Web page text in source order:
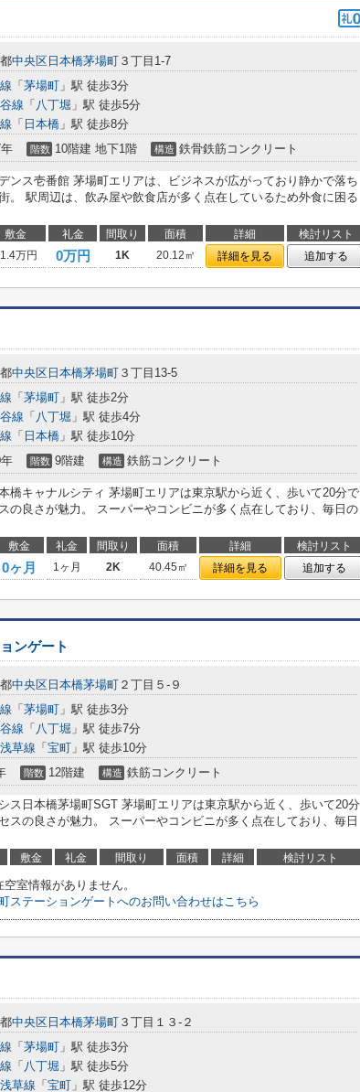
中央区 日本橋茅場町 ３丁目1-7
「 茅場町 」駅 徒歩3分
線 「 八丁堀 」駅 徒歩5分
「 日本橋 」駅 徒歩8分
階数 10階建 地下1階 構造 鉄骨鉄筋コンクリート
ンス壱番館 茅場町エリアは、ビジネスが広がっており静かで落ち
。 駅周辺は、飲み屋や飲食店が多く点在しているため外食に困る
敷金 礼金 間取り 面積 詳細
検討リスト
万円 0万円 1K 20.12㎡ 詳細を見る 追加する
中央区 日本橋茅場町 ３丁目13-5
「 茅場町 」駅 徒歩2分
線 「 八丁堀 」駅 徒歩4分
「 日本橋 」駅 徒歩10分
階数 9階建 構造 鉄筋コンクリート
橋キャナルシティ 茅場町エリアは東京駅から近く、歩いて20分で
の良さが魅力。 スーパーやコンビニが多く点在しており、毎日の
敷金 礼金 間取り 面積 詳細
検討リスト
0ヶ月 1ヶ月 2K 40.45㎡ 詳細を見る 追加する
ンゲート
中央区 日本橋茅場町 ２丁目５-９
「 茅場町 」駅 徒歩3分
線 「 八丁堀 」駅 徒歩7分
草線 「 宝町 」駅 徒歩10分
階数 12階建 構造 鉄筋コンクリート
ス日本橋茅場町SGT 茅場町エリアは東京駅から近く、歩いて20分
スの良さが魅力。 スーパーやコンビニが多く点在しており、毎日
敷金 礼金 間取り 面積 詳細 検討リスト
空室情報がありません。
ステーションゲートへのお問い合わせはこちら
中央区 日本橋茅場町 ３丁目１３-２
「 茅場町 」駅 徒歩3分
「 八丁堀 」駅 徒歩5分
草線 「 宝町 」駅 徒歩12分